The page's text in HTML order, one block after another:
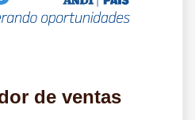
de ventas